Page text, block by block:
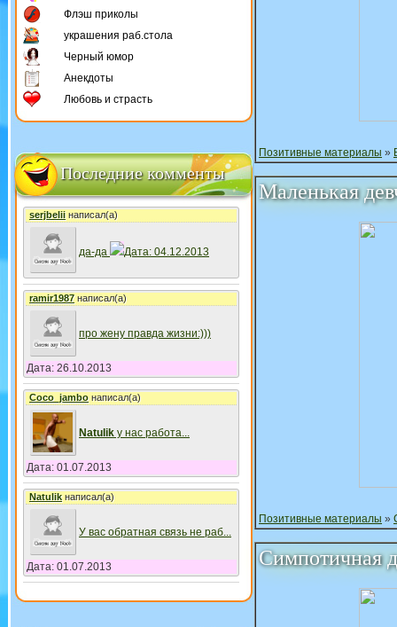
Флэш приколы
украшения раб.стола
Черный юмор
Анекдоты
Любовь и страсть
Последние комменты
serjbeliiнаписал(а)
да-да Дата: 04.12.2013
ramir1987написал(а)
про жену правда жизни:)))
Дата: 26.10.2013
Coco_jambo написал(а)
Natulik у нас работа...
Дата: 01.07.2013
Natulikнаписал(а)
У вас обратная связь не раб...
Дата: 01.07.2013
Позитивные материалы »
Маленькая
Позитивные материалы »
Симпотичная